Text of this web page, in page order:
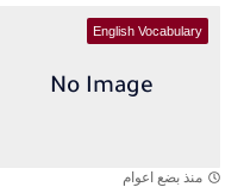
English Vocabulary
منذ بضع اعوام